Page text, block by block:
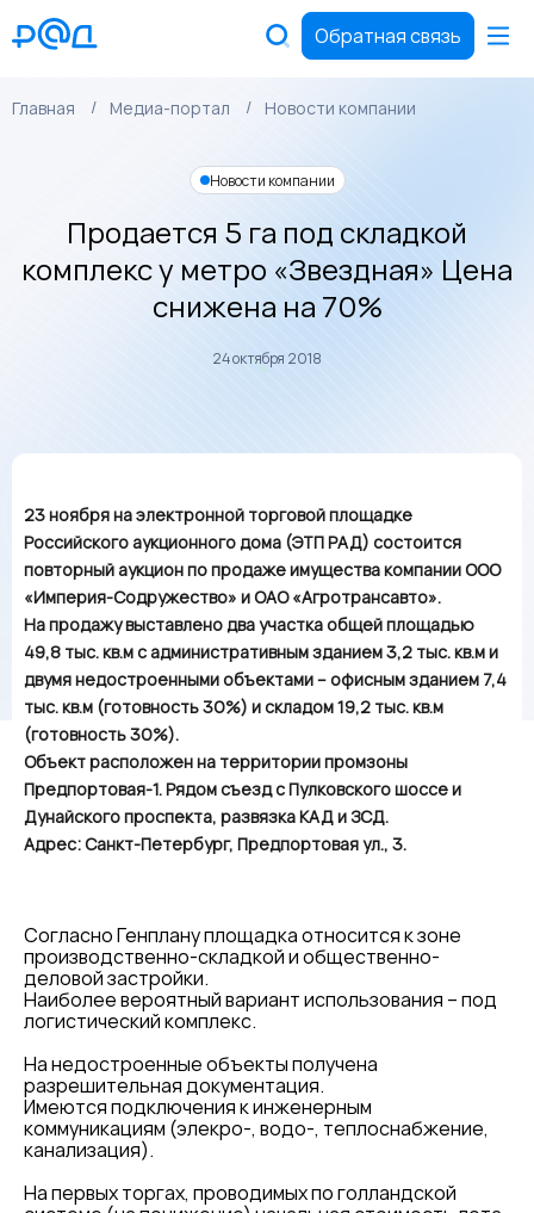
Обратная связь
Главная Медиа-портал Новости компании
Новости компании
Продается 5 га под складкой
комплекс у метро «Звездная» Цена
снижена на 70%
24 октября 2018
23 ноября на электронной торговой площадке
Российского аукционного дома (ЭТП РАД) состоится
повторный аукцион по продаже имущества компании ООО
«Империя-Содружество» и ОАО «Агротрансавто».
На продажу выставлено два участка общей площадью
49,8 тыс. кв.м с административным зданием 3,2 тыс. кв.м и
двумя недостроенными объектами – офисным зданием 7,4
тыс. кв.м (готовность 30%) и складом 19,2 тыс. кв.м
(готовность 30%).
Объект расположен на территории промзоны
Предпортовая-1. Рядом съезд с Пулковского шоссе и
Дунайского проспекта, развязка КАД и ЗСД.
Адрес: Санкт-Петербург, Предпортовая ул., 3.
Согласно Генплану площадка относится к зоне
производственно-складкой и общественно-
деловой застройки.
Наиболее вероятный вариант использования – под
логистический комплекс.
На недостроенные объекты получена
разрешительная документация.
Имеются подключения к инженерным
коммуникациям (элекро-, водо-, теплоснабжение,
канализация).
На первых торгах, проводимых по голландской